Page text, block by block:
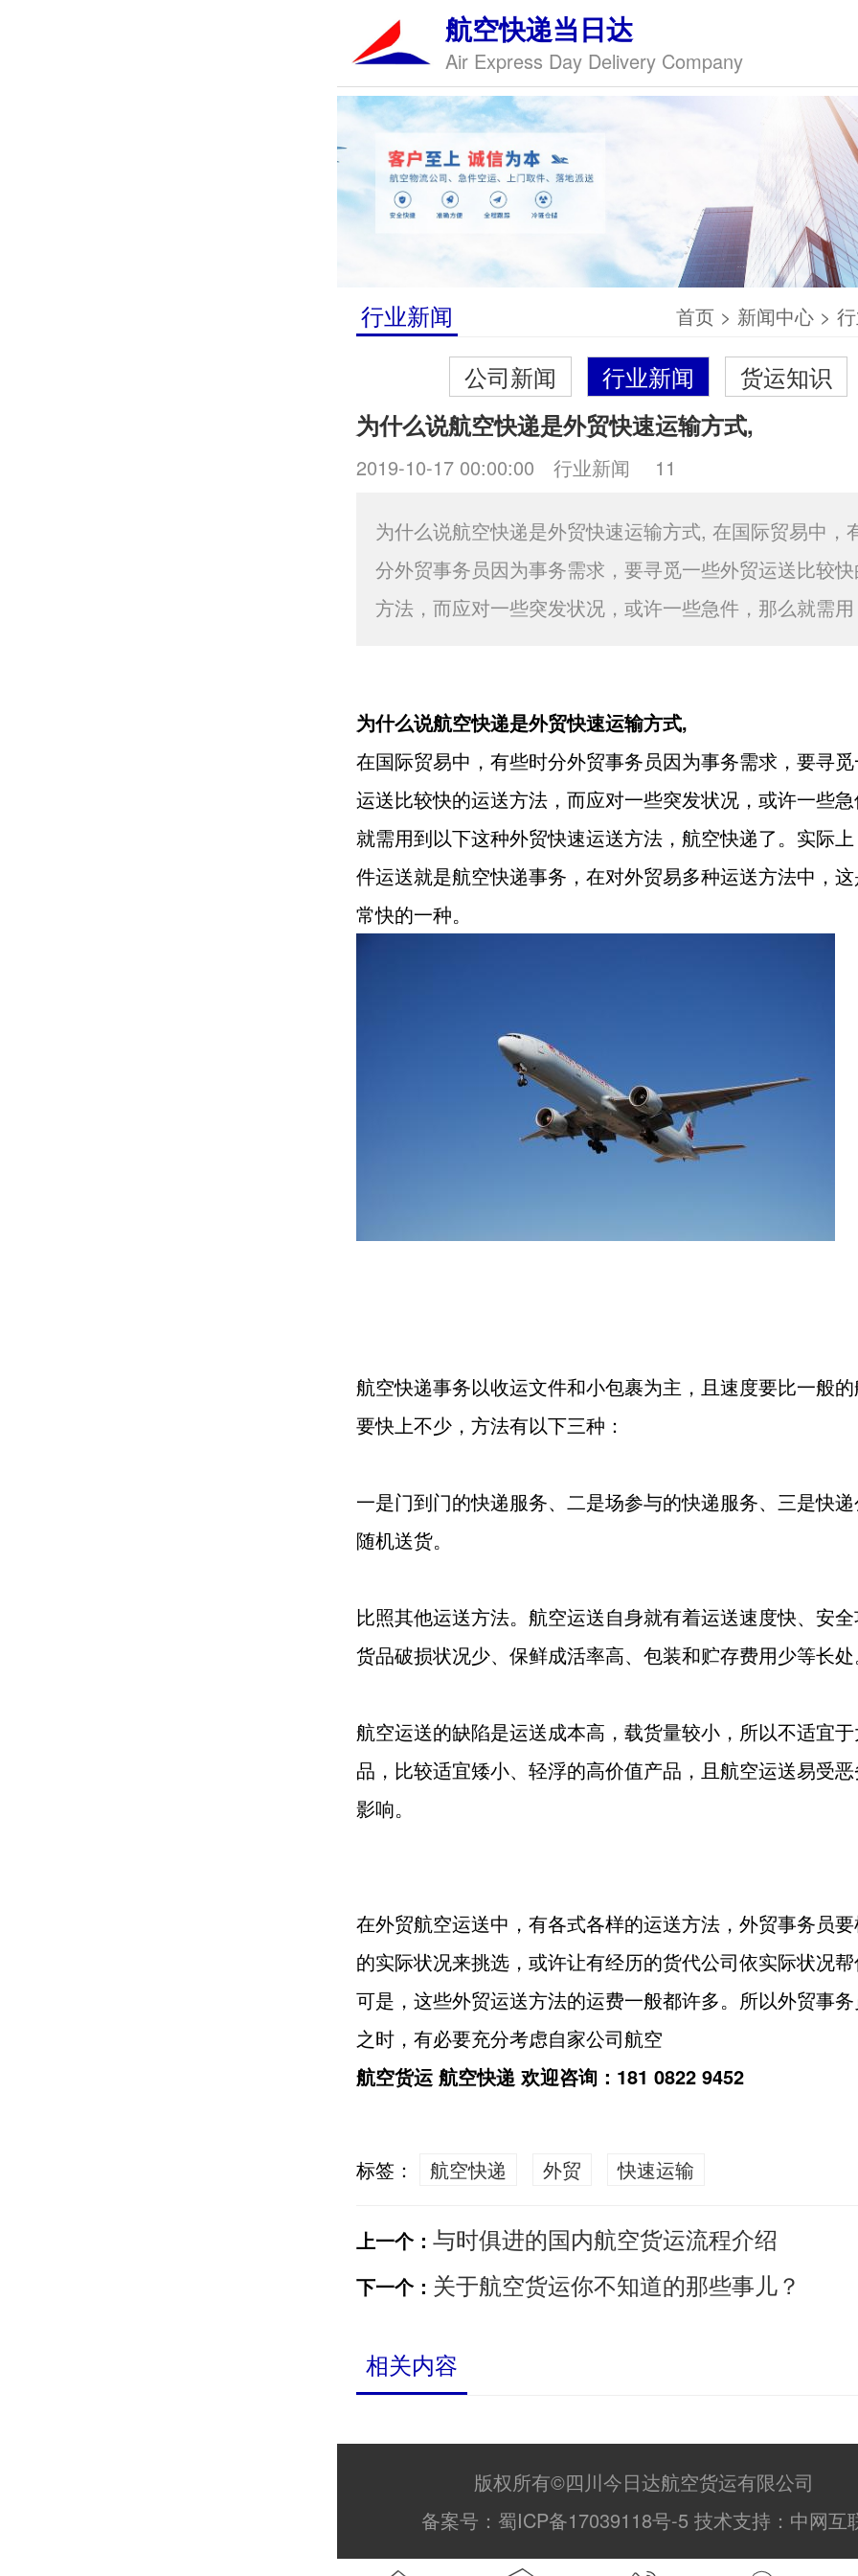
航空快递当日达
Air Express Day Delivery Company
行业新闻 首页 > 新闻中心 >
公司新闻 行业新闻 货运知识
为什么说航空快递是外贸快速运输方式,
2019-10-17 00:00:00 行业新闻 11
为什么说航空快递是外贸快速运输方式, 在国际贸易中，
分外贸事务员因为事务需求，要寻觅一些外贸运送比较
方法，而应对一些突发状况，或许一些急件，那么就需用
为什么说航空快递是外贸快速运输方式,
在国际贸易中，有些时分外贸事务员因为事务需求，要寻
运送比较快的运送方法，而应对一些突发状况，或许一些
就需用到以下这种外贸快速运送方法，航空快递了。实际
件运送就是航空快递事务，在对外贸易多种运送方法中，
常快的一种。
航空快递事务以收运文件和小包裹为主，且速度要比一般
要快上不少，方法有以下三种：
一是门到门的快递服务、二是场参与的快递服务、三是快
随机送货。
比照其他运送方法。航空运送自身就有着运送速度快、安
货品破损状况少、保鲜成活率高、包装和贮存费用少等长
航空运送的缺陷是运送成本高，载货量较小，所以不适宜
品，比较适宜矮小、轻浮的高价值产品，且航空运送易受
影响。
在外贸航空运送中，有各式各样的运送方法，外贸事务员
的实际状况来挑选，或许让有经历的货代公司依实际状况
可是，这些外贸运送方法的运费一般都许多。所以外贸事
之时，有必要充分考虑自家公司航空
航空货运 航空快递 欢迎咨询：181 0822 9452
标签： 航空快递 外贸 快速运输
上一个： 与时俱进的国内航空货运流程介绍
下一个： 关于航空货运你不知道的那些事儿？
相关内容
版权所有©四川今日达航空货运有限公司
备案号： 蜀ICP备17039118号-5 技术支持： 中网互